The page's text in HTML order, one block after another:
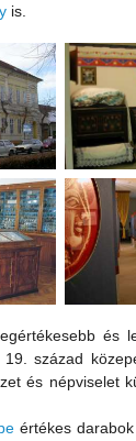
is.
és
század
és népviselet
értékes darabok